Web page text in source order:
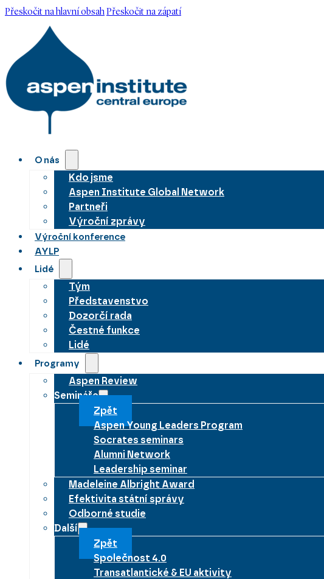
Přeskočit na hlavní obsahPřeskočit na zápatí
O nás
Kdo jsme
Aspen Institute Global Network
Partneři
Výroční zprávy
Výroční konference
AYLP
Lidé
Tým
Představenstvo
Dozorčí rada
Čestné funkce
Lidé
Programy
Aspen Review
Semináře
Zpět
Aspen Young Leaders Program
Socrates seminars
Alumni Network
Leadership seminar
Madeleine Albright Award
Efektivita státní správy
Odborné studie
Další
Zpět
Společnost 4.0
Transatlantické & EU aktivity